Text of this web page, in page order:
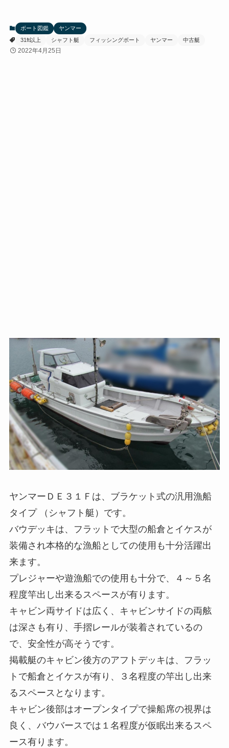
ボート図鑑
ヤンマー
31ft以上
シャフト艇 フィッシングボート ヤンマー 中古艇
2022年4月25日
ヤンマーＤＥ３１Ｆは、ブラケット式の汎用漁船
タイプ （シャフト艇）です。
バウデッキは、フラットで大型の船倉とイケスが
装備され本格的な漁船としての使用も十分活躍出
来ます。
プレジャーや遊漁船での使用も十分で、４～５名
程度竿出し出来るスペースが有ります。
キャビン両サイドは広く、キャビンサイドの両舷
は深さも有り、手摺レールが装着されているの
で、安全性が高そうです。
掲載艇のキャビン後方のアフトデッキは、フラッ
トで船倉とイケスが有り、３名程度の竿出し出来
るスペースとなります。
キャビン後部はオープンタイプで操船席の視界は
良く、バウバースでは１名程度が仮眠出来るスペ
ース有ります。